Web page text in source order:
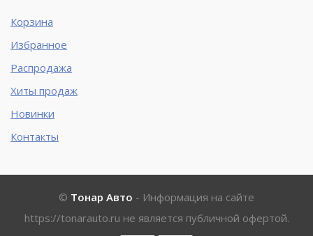
Корзина
Избранное
Распродажа
Хиты продаж
Новинки
Контакты
© Тонар Авто - Информация на сайте
https://tonarauto.ru не является публичной офертой.